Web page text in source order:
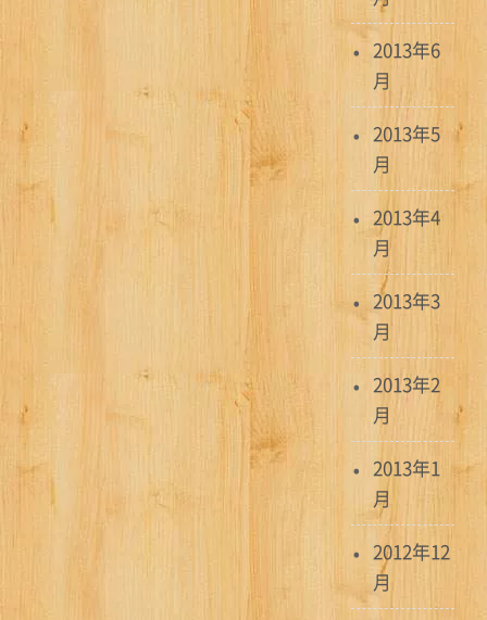
2013年6
月
2013年5
月
2013年4
月
2013年3
月
2013年2
月
2013年1
月
2012年12
月